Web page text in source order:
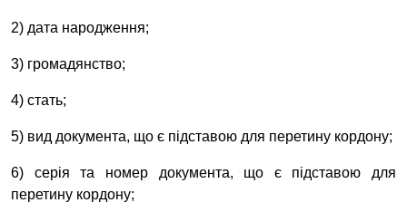
2) дата народження;
3) громадянство;
4) стать;
5) вид документа, що є підставою для перетину кордону;
6) серія та номер документа, що є підставою для
перетину кордону;